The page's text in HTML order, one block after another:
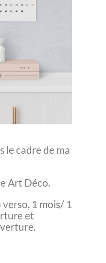
le cadre de ma
Art Déco.
1 mois/ 1
et